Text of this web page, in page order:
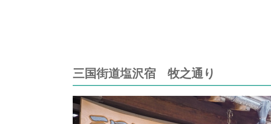
三国街道塩沢宿 牧之通り